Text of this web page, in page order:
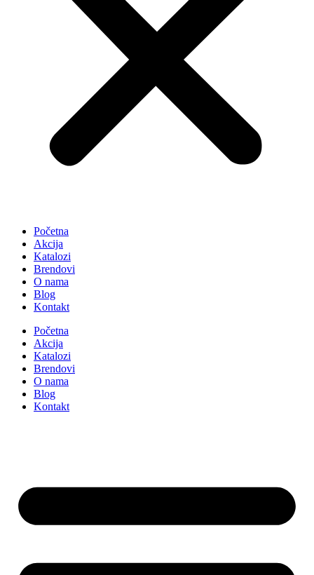
Početna
Akcija
Katalozi
Brendovi
O nama
Blog
Kontakt
Početna
Akcija
Katalozi
Brendovi
O nama
Blog
Kontakt